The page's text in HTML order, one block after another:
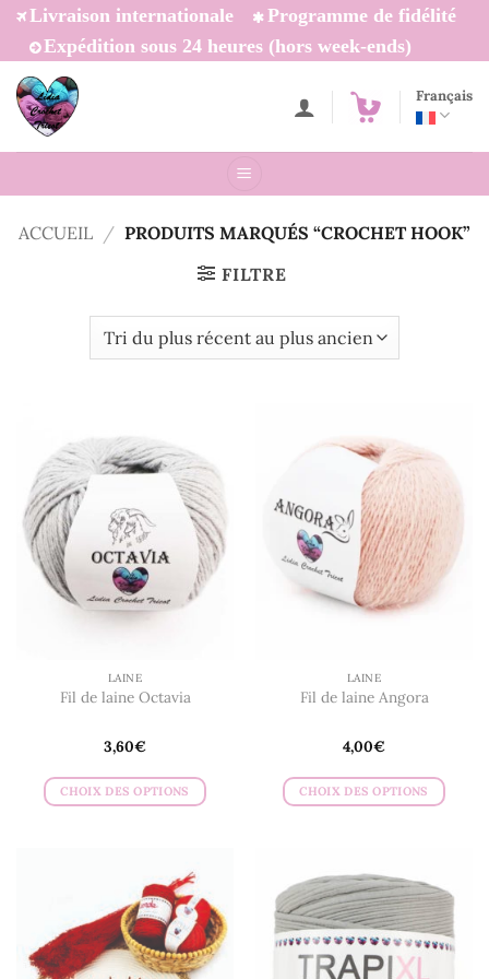
Passer
contenu
Livraison internationale
Programme de fidélité
Expédition sous 24 heures (hors week-ends)
Français
ACCUEIL / PRODUITS MARQUÉS “CROCHET HOOK”
FILTRE
LAINE
Fil de laine Octavia
3,60€
CHOIX DES OPTIONS
plusieurs
variations.
Les
options
LAINE
Fil de laine Angora
4,00€
CHOIX DES OPTIONS
plusieurs
variations.
Les
options